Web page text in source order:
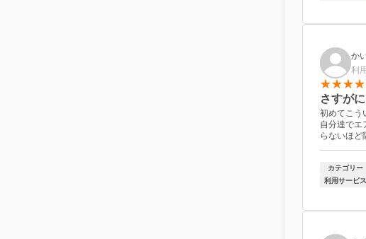
か
利
さすが
初めてこう
自分達でエ
らないほど
エアコン
ありがと
カテゴリー
利用サービス